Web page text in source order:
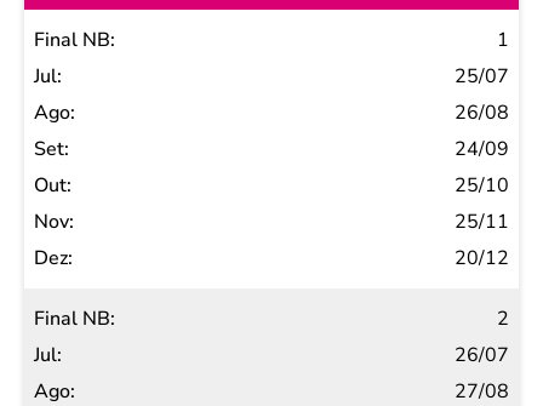
Final
NB
Jul
Ago
Set
Out
Nov
1
25/07
26/08
24/09
25/10
25/11
20/12
2
26/07
27/08